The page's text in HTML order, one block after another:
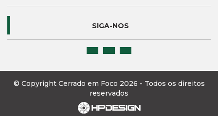
SIGA-NOS
© Copyright Cerrado em Foco 2026 - Todos os direitos
reservados